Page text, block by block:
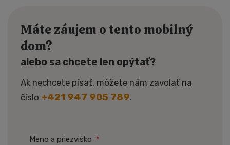
Máte záujem o tento mobilný
dom?
alebo sa chcete len opýtať?
Ak nechcete písať, môžete nám zavolať na
číslo +421 947 905 789.
Meno a priezvisko *